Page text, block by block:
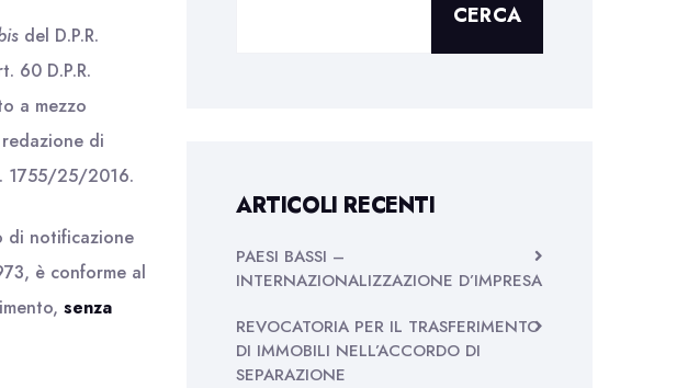
del D.P.R.
60 D.P.R.
a mezzo
di
1755/25/2016.
di notificazione
è conforme al
senza
CERCA
ARTICOLI RECENTI
PAESI BASSI –
INTERNAZIONALIZZAZIONE D’IMPRESA
REVOCATORIA PER IL TRASFERIMENTO
DI IMMOBILI NELL’ACCORDO DI
SEPARAZIONE